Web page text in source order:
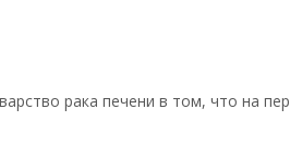
рака печени в том, что на